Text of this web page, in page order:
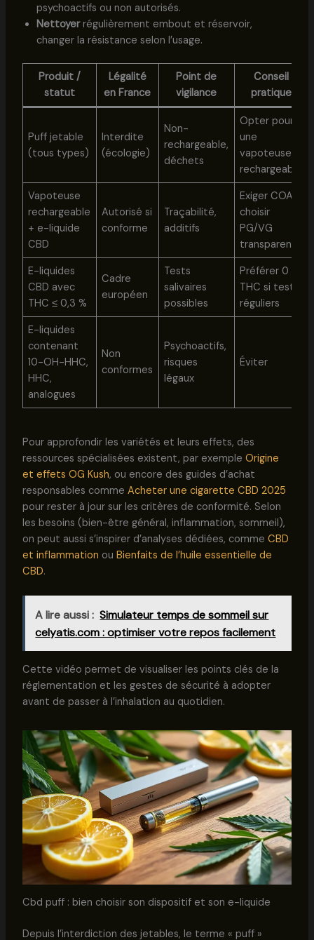
psychoactifs ou non autorisés.
Nettoyerrégulièrement embout et réservoir,
changer la résistance selon l’usage.
Produit /
statut
Légalité
en France
Point de
vigilance
Conseil
pratique
Puff jetable
(tous types)
Interdite
(écologie)
Non-
rechargeable,
déchets
Opter pour
une
vapoteuse
rechargeable
Vapoteuse
rechargeable
+ e-liquide
CBD
Autorisé si
conforme
Traçabilité,
additifs
Exiger COA,
choisir
PG/VG
transparent
E-liquides
CBD avec
THC ≤ 0,3 %
Cadre
européen
Tests
salivaires
possibles
Préférer 0 %
THC si tests
réguliers
E-liquides
contenant
10-OH-HHC,
HHC,
analogues
Non
conformes
Psychoactifs,
risques
légaux
Éviter
Pour approfondir les variétés et leurs effets, des
ressources spécialisées existent, par exemple Origine
et effets OG Kush, ou encore des guides d’achat
responsables comme Acheter une cigarette CBD 2025
pour rester à jour sur les critères de conformité. Selon
les besoins (bien-être général, inflammation, sommeil),
on peut aussi s’inspirer d’analyses dédiées, comme CBD
et inflammation ou Bienfaits de l’huile essentielle de
CBD.
A lire aussi : Simulateur temps de sommeil sur
celyatis.com : optimiser votre repos facilement
Cette vidéo permet de visualiser les points clés de la
réglementation et les gestes de sécurité à adopter
avant de passer à l’inhalation au quotidien.
Cbd puff : bien choisir son dispositif et son e-liquide
Depuis l’interdiction des jetables, le terme « puff »